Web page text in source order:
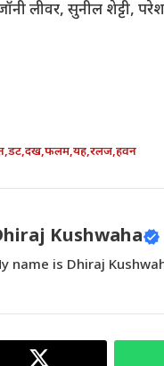
लीवर, सुनील शेट्टी,
,डट,दख,फलम,यह,रलज,हवन
Kushwaha
name is Dhiraj